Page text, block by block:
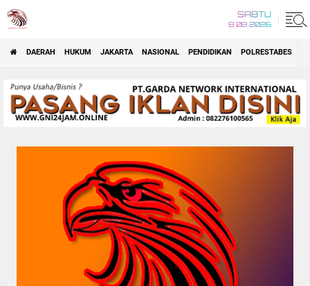
SABTU
8 08 2026
DAERAH HUKUM JAKARTA NASIONAL PENDIDIKAN POLRESTABES